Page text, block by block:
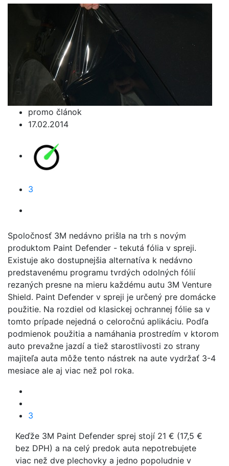
promo článok
17.02.2014
3
Spoločnosť 3M nedávno prišla na trh s novým
produktom Paint Defender - tekutá fólia v spreji.
Existuje ako dostupnejšia alternatíva k nedávno
predstavenému programu tvrdých odolných fólií
rezaných presne na mieru každému autu 3M Venture
Shield. Paint Defender v spreji je určený pre domácke
použitie. Na rozdiel od klasickej ochrannej fólie sa v
tomto prípade nejedná o celoročnú aplikáciu. Podľa
podmienok použitia a namáhania prostredím v ktorom
auto prevažne jazdí a tiež starostlivosti zo strany
majiteľa auta môže tento nástrek na aute vydržať 3-4
mesiace ale aj viac než pol roka.
3
​Keďže 3M Paint Defender sprej stojí 21 € (17,5 €
bez DPH) a na celý predok auta nepotrebujete
viac než dve plechovky a jedno popoludnie v